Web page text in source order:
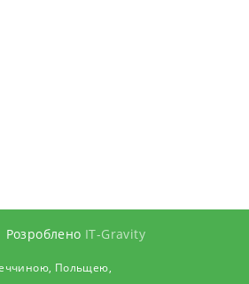
Розроблено IT-Gravity
Польщею,